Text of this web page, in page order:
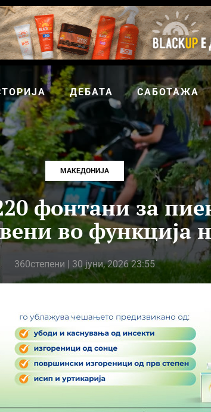
ДЕБАТА САБОТАЖА
МАКЕДОНИЈА
фонтани за
во функција
360степени | 30 јуни, 2026 23:55